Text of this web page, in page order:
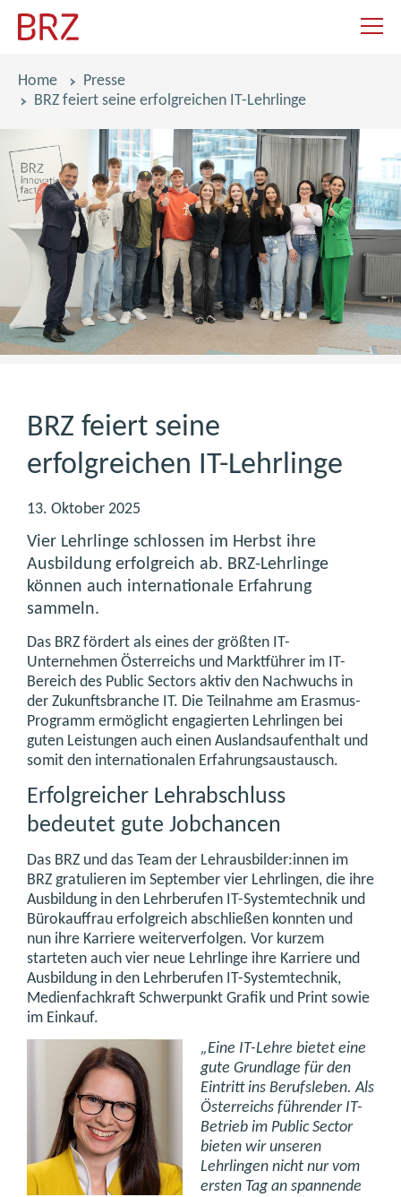
Pfadnavigation
Home
Presse
BRZ feiert seine erfolgreichen IT-Lehrlinge
BRZ feiert seine
erfolgreichen IT-Lehrlinge
13. Oktober 2025
Vier Lehrlinge schlossen im Herbst ihre
Ausbildung erfolgreich ab. BRZ-Lehrlinge
können auch internationale Erfahrung
sammeln.
Das BRZ fördert als eines der größten IT-
Unternehmen Österreichs und Marktführer im IT-
Bereich des Public Sectors aktiv den Nachwuchs in
der Zukunftsbranche IT. Die Teilnahme am Erasmus-
Programm ermöglicht engagierten Lehrlingen bei
guten Leistungen auch einen Auslandsaufenthalt und
somit den internationalen Erfahrungsaustausch.
Erfolgreicher Lehrabschluss
bedeutet gute Jobchancen
Das BRZ und das Team der Lehrausbilder:innen im
BRZ gratulieren im September vier Lehrlingen, die ihre
Ausbildung in den Lehrberufen IT-Systemtechnik und
Bürokauffrau erfolgreich abschließen konnten und
nun ihre Karriere weiterverfolgen. Vor kurzem
starteten auch vier neue Lehrlinge ihre Karriere und
Ausbildung in den Lehrberufen IT-Systemtechnik,
Medienfachkraft Schwerpunkt Grafik und Print sowie
im Einkauf.
„Eine IT-Lehre bietet eine
gute Grundlage für den
Eintritt ins Berufsleben. Als
Österreichs führender IT-
Betrieb im Public Sector
bieten wir unseren
Lehrlingen nicht nur vom
ersten Tag an spannende